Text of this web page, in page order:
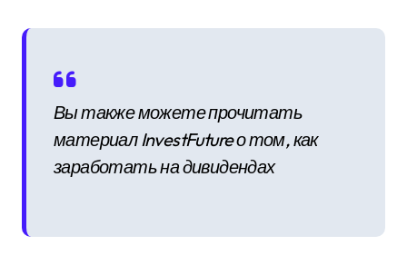
Вы также можете прочитать
материал InvestFuture о том, как
заработать на дивидендах